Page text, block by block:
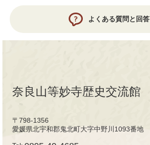
よくある質問と回答
奈良山等妙寺歴史交流館
〒798-1356
愛媛県北宇和郡鬼北町大字中野川1093番地